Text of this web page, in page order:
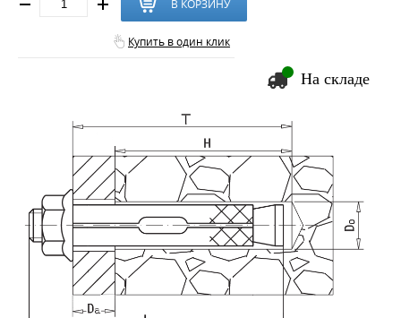
В КОРЗИНУ
Купить в один клик
На складе